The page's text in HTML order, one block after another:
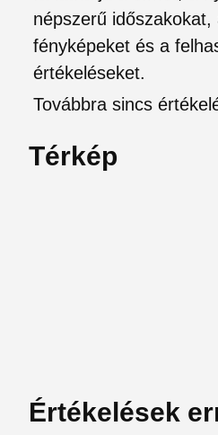
népszerű
fényképeket és a
értékeléseket.
Továbbra sincs
Térkép
Értékelések